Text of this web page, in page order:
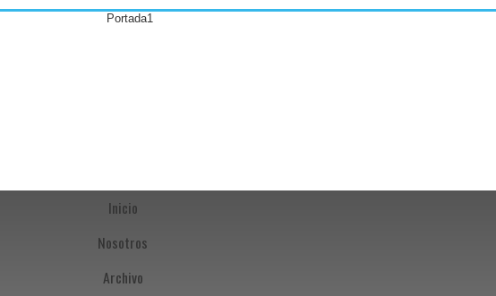
Inicio
Nosotros
Archivo